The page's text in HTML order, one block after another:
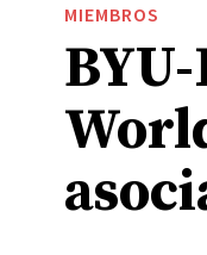
MIEMBROS